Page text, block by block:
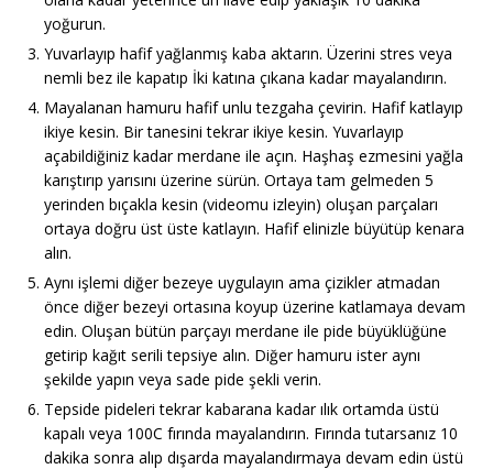
yoğurun.
Yuvarlayıp hafif yağlanmış kaba aktarın. Üzerini stres veya
nemli bez ile kapatıp İki katına çıkana kadar mayalandırın.
Mayalanan hamuru hafif unlu tezgaha çevirin. Hafif katlayıp
ikiye kesin. Bir tanesini tekrar ikiye kesin. Yuvarlayıp
açabildiğiniz kadar merdane ile açın. Haşhaş ezmesini yağla
karıştırıp yarısını üzerine sürün. Ortaya tam gelmeden 5
yerinden bıçakla kesin (videomu izleyin) oluşan parçaları
ortaya doğru üst üste katlayın. Hafif elinizle büyütüp kenara
alın.
Aynı işlemi diğer bezeye uygulayın ama çizikler atmadan
önce diğer bezeyi ortasına koyup üzerine katlamaya devam
edin. Oluşan bütün parçayı merdane ile pide büyüklüğüne
getirip kağıt serili tepsiye alın. Diğer hamuru ister aynı
şekilde yapın veya sade pide şekli verin.
Tepside pideleri tekrar kabarana kadar ılık ortamda üstü
kapalı veya 100C fırında mayalandırın. Fırında tutarsanız 10
dakika sonra alıp dışarda mayalandırmaya devam edin üstü